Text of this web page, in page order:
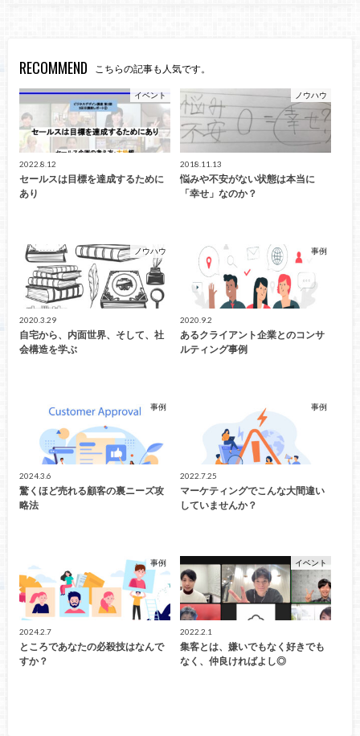
RECOMMEND こちらの記事も人気です。
イベント
2022.8.12
セールスは目標を達成するために
あり
ノウハウ
2018.11.13
悩みや不安がない状態は本当に
「幸せ」なのか？
ノウハウ
2020.3.29
自宅から、内面世界、そして、社
会構造を学ぶ
事例
2020.9.2
あるクライアント企業とのコンサ
ルティング事例
事例
2024.3.6
驚くほど売れる顧客の裏ニーズ攻
略法
事例
2022.7.25
マーケティングでこんな大間違い
していませんか？
事例
2024.2.7
ところであなたの必殺技はなんで
すか？
イベント
2022.2.1
集客とは、嫌いでもなく好きでも
なく、仲良ければよし◎